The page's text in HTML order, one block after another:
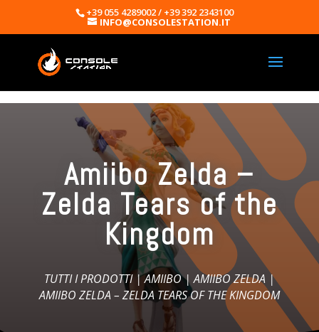
+39 055 4289002 / +39 392 2343100
INFO@CONSOLESTATION.IT
Amiibo Zelda –
Zelda Tears of the
Kingdom
TUTTI I PRODOTTI|AMIIBO|AMIIBO ZELDA |
AMIIBO ZELDA – ZELDA TEARS OF THE KINGDOM